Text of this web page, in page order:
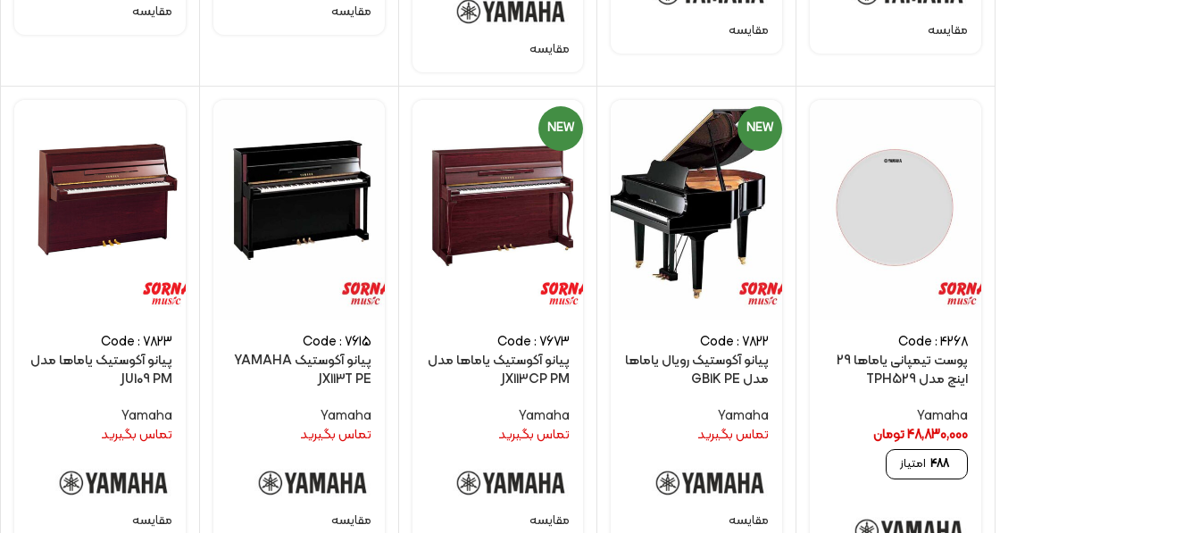
مقایسه مقایسه
مقایسه
مقایسه مقایسه
Code : 4268
پوست تیمپانی یاماها 29
اینچ مدل TPH529
Yamaha
48,830,000تومان
488 امتیاز
NEW
Code : 7822
پیانو آکوستیک رویال یاماها
مدل GB1K PE
Yamaha
تماس بگیرید
مقایسه
NEW
Code : 7673
پیانو آکوستیک یاماها مدل
JX113CP PM
Yamaha
تماس بگیرید
مقایسه
Code : 7615
پیانو آکوستیک YAMAHA
JX113T PE
Yamaha
تماس بگیرید
مقایسه
Code : 7823
پیانو آکوستیک یاماها مدل
JU109 PM
Yamaha
تماس بگیرید
مقایسه